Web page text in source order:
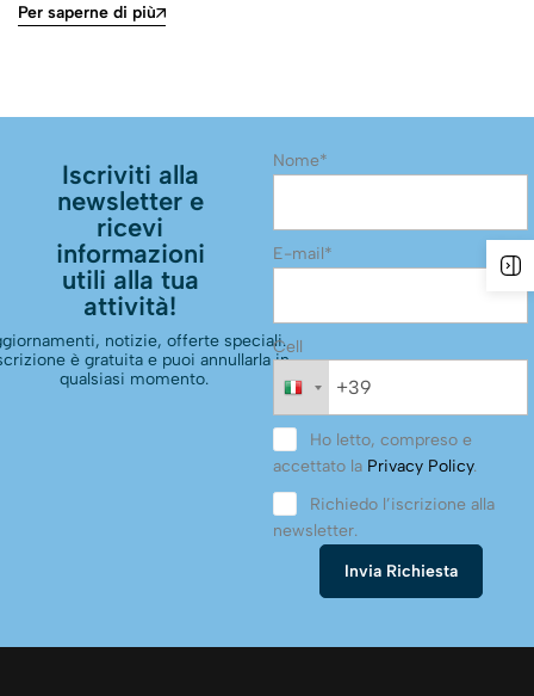
Per saperne di più
Iscriviti alla
newsletter e
ricevi
informazioni
utili alla tua
attività!
notizie, offerte speciali.
è gratuita e puoi annullarla in
qualsiasi momento.
Nome*
E-mail*
Cell
Ho letto, compreso e
accettato la Privacy Policy.
Richiedo l’iscrizione alla
newsletter.